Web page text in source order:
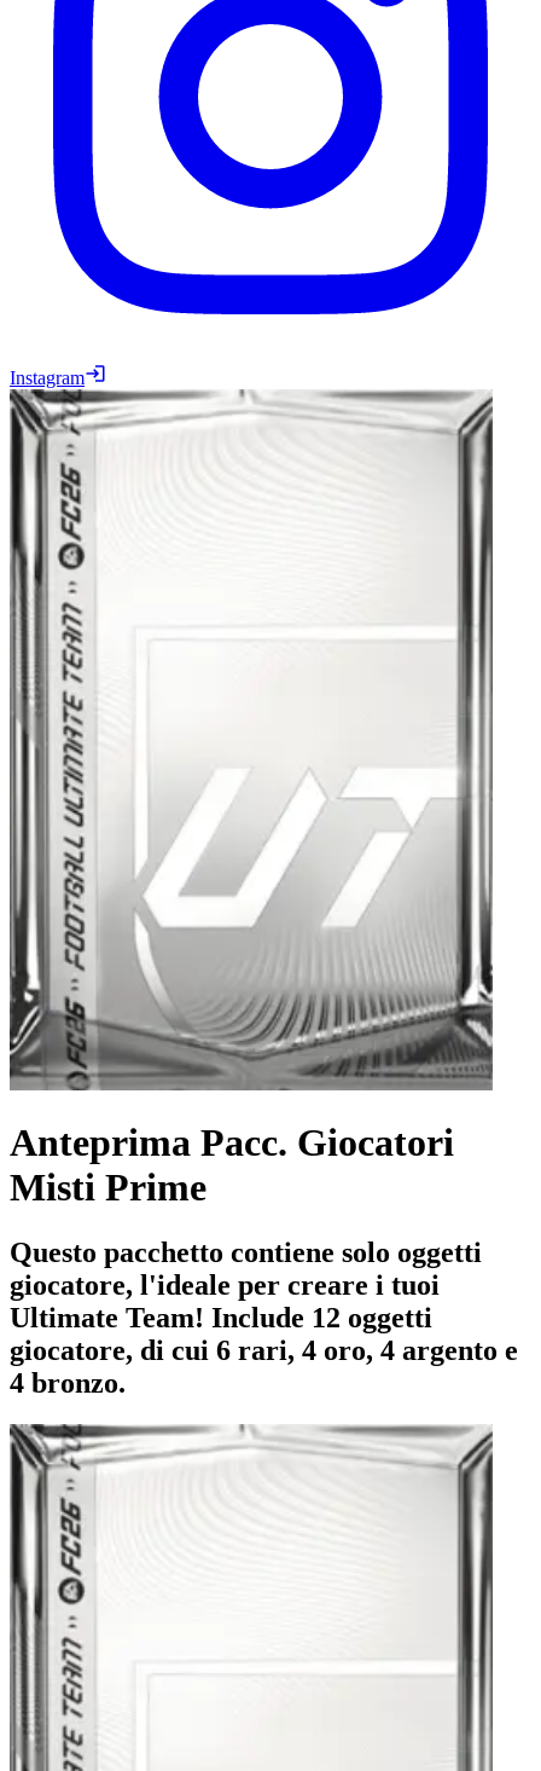
Instagram
Anteprima Pacc. Giocatori
Misti Prime
Questo pacchetto contiene solo oggetti
giocatore, l'ideale per creare i tuoi
Ultimate Team! Include 12 oggetti
giocatore, di cui 6 rari, 4 oro, 4 argento e
4 bronzo.